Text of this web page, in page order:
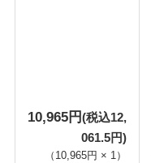
10,965円(税込12,
061.5円)
（ 10,965円 × 1 ）